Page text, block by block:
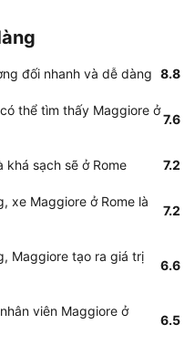
đối nhanh và dễ dàng 8.8
thể tìm thấy Maggiore ở
7.6
khá sạch sẽ ở Rome 7.2
xe Maggiore ở Rome là
7.2
Maggiore tạo ra giá trị
6.6
viên Maggiore ở
6.5